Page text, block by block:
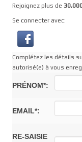
Rejoignez plus de
Se connecter avec:
Complétez les détails
autorisé(e) à vous
PRÉNOM*:
EMAIL*:
RE-SAISIE